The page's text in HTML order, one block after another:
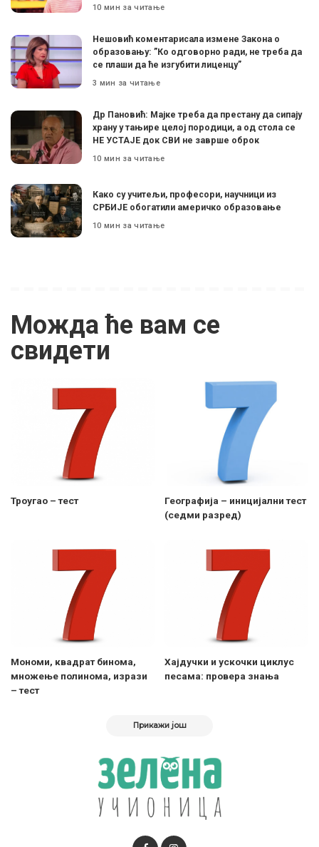
10 мин за читање
Нешовић коментарисала измене Закона о
образовању: ”Ко одговорно ради, не треба да
се плаши да ће изгубити лиценцу”
3 мин за читање
Др Пановић: Мајке треба да престану да сипају
храну у тањире целој породици, а од стола се
НЕ УСТАЈЕ док СВИ не заврше оброк
10 мин за читање
Како су учитељи, професори, научници из
СРБИЈЕ обогатили америчко образовање
10 мин за читање
Можда ће вам се
свидети
Троугао – тест
Географија – иницијални тест
(седми разред)
Мономи, квадрат бинома,
множење полинома, изрази
– тест
Хајдучки и ускочки циклус
песама: провера знања
Прикажи још